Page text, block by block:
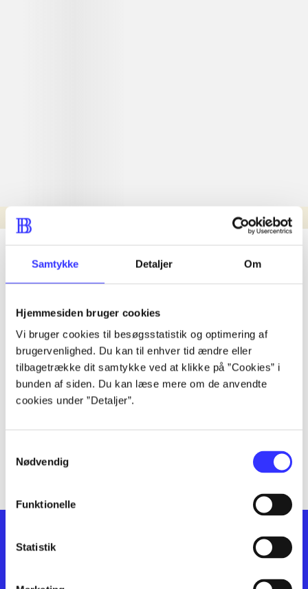
Samtykke Detaljer Om
Hjemmesiden bruger cookies
Vi bruger cookies til besøgsstatistik og optimering af
brugervenlighed. Du kan til enhver tid ændre eller
tilbagetrække dit samtykke ved at klikke på ”Cookies” i
bunden af siden. Du kan læse mere om de anvendte
cookies under ”Detaljer”.
Nødvendig
Funktionelle
Statistik
Nyhed
lorem ipsum dolor sit amet ...
lorem ipsum dolor sit amet ...
lorem ipsum dolor sit amet ...
lorem ipsum dolor sit amet ...
lorem ipsum dolor sit amet ...
lorem ipsum dolor sit amet ...
lorem ipsum dolor sit amet ...